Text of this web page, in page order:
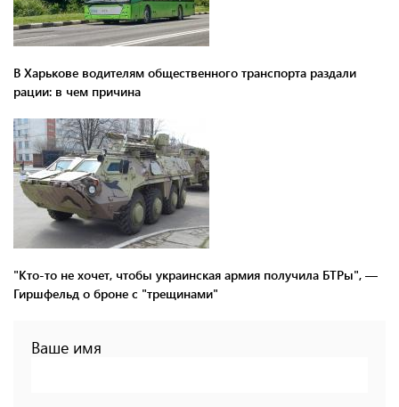
В Харькове водителям общественного транспорта раздали
рации: в чем причина
"Кто-то не хочет, чтобы украинская армия получила БТРы", —
Гиршфельд о броне с "трещинами"
Ваше имя